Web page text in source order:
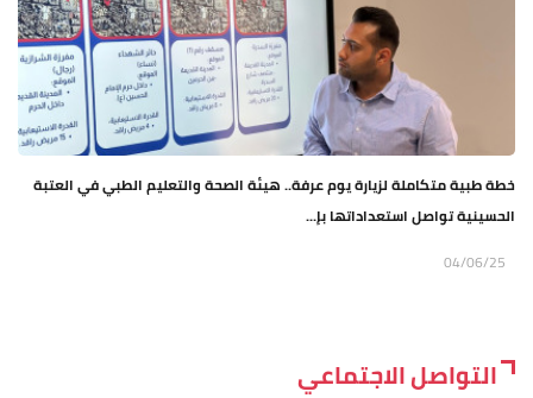
خطة طبية متكاملة لزيارة يوم عرفة.. هيئة الصحة والتعليم الطبي في العتبة
الحسينية تواصل استعداداتها بإ...
04/06/25
التواصل الاجتماعي